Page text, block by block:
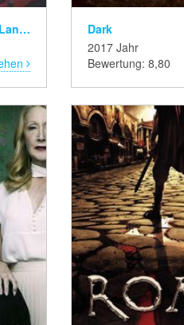
Adventure Time: Distant Lands
Dark
2017 Jahr
Bewertung: 8,80